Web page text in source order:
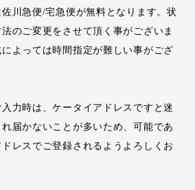
川急便/宅急便が無料となります。状
のご変更をさせて頂く事がございま
よっては時間指定が難しい事がござ
入力時は、ケータイアドレスですと迷
届かないことが多いため、可能であ
レスでご登録されるようよろしくお